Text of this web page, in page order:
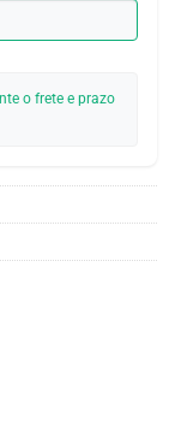
o frete e prazo